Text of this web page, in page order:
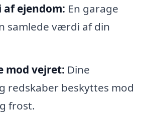
ejendom: En garage
samlede værdi af din
mod vejret: Dine
redskaber beskyttes mod
frost.